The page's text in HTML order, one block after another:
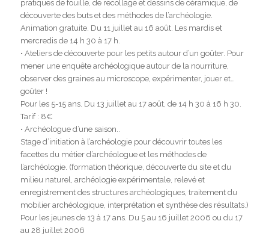
pratiques de fouille, de recollage et dessins de céramique, de
découverte des buts et des méthodes de l’archéologie.
Animation gratuite. Du 11 juillet au 16 août. Les mardis et
mercredis de 14 h 30 à 17 h.
• Ateliers de découverte pour les petits autour d’un goûter. Pour
mener une enquête archéologique autour de la nourriture,
observer des graines au microscope, expérimenter, jouer et…
goûter !
Pour les 5-15 ans. Du 13 juillet au 17 août, de 14 h 30 à 16 h 30.
Tarif : 8€
• Archéologue d’une saison..
Stage d’initiation à l’archéologie pour découvrir toutes les
facettes du métier d’archéologue et les méthodes de
l’archéologie. (formation théorique, découverte du site et du
milieu naturel, archéologie expérimentale, relevé et
enregistrement des structures archéologiques, traitement du
mobilier archéologique, interprétation et synthèse des résultats.)
Pour les jeunes de 13 à 17 ans. Du 5 au 16 juillet 2006 ou du 17
au 28 juillet 2006